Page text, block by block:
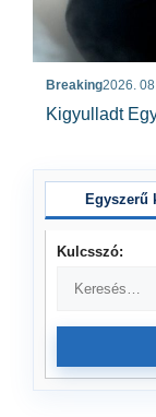
Breaking2026.
Kigyulladt
Egyszerű
Kulcsszó: